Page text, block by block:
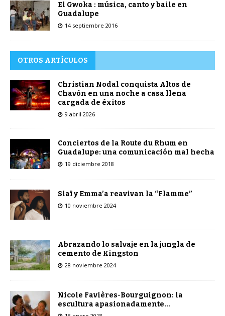
El Gwoka : música, canto y baile en
Guadalupe
14 septiembre 2016
OTROS ARTÍCULOS
Christian Nodal conquista Altos de
Chavón en una noche a casa llena
cargada de éxitos
9 abril 2026
Conciertos de la Route du Rhum en
Guadalupe: una comunicación mal hecha
19 diciembre 2018
Slaï y Emma’a reavivan la “Flamme”
10 noviembre 2024
Abrazando lo salvaje en la jungla de
cemento de Kingston
28 noviembre 2024
Nicole Favières-Bourguignon: la
escultura apasionadamente…